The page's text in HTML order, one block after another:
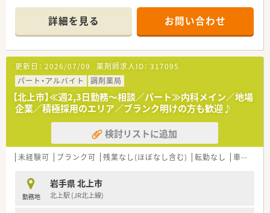
経験されたい方におすすめです。
新規出店も継続しており、今後の成長性もある優良企業です。
社員を大事にする社風がございます。一方的な異動をさせない
ことや、余裕をもった人員配置でワークライフバランスもしっか
りと保たれております。
詳細を見る お問い合わせ
更新日： 2026/07/09 薬剤師求人ID： 317095
パート・アルバイト
調剤薬局
【北上市】≪週2,3日勤務～相談／パート≫内科メイン／地場
企業／積極採用のエリア／ブランク明けの方も歓迎♪
検討リストに追加
未経験可 ブランク可 残業なし(ほぼなし含む) 転勤なし 車通勤可
勤務地
岩手県 北上市
北上駅 (JR北上線)